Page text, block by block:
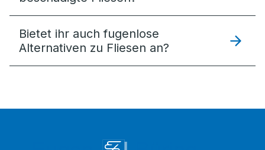
Bietet ihr auch fugenlose
Alternativen zu Fliesen an?